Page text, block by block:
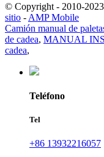
© Copyright - 2010-
sitio - AMP Mobile
Camión manual de
de cadea, MANUAL
cadea,
Teléfono
Tel
+86 13932216057